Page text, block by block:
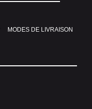
MODES DE LIVRAISON